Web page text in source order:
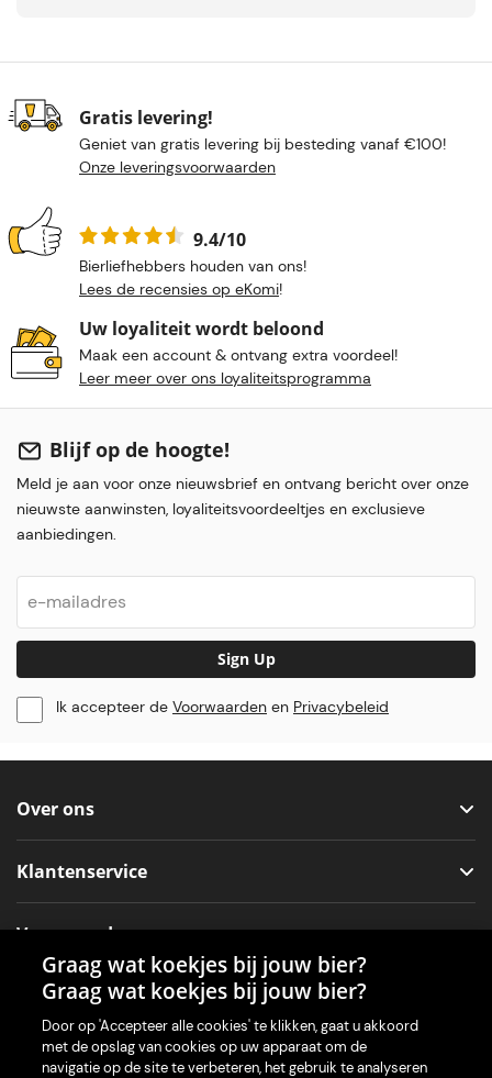
Gratis levering!
Geniet van gratis levering bij besteding vanaf €100!
Onze leveringsvoorwaarden
9.4/10
Bierliefhebbers houden van ons!
Lees de recensies op eKomi!
Uw loyaliteit wordt beloond
Maak een account & ontvang extra voordeel!
Leer meer over ons loyaliteitsprogramma
Blijf op de hoogte!
Meld je aan voor onze nieuwsbrief en ontvang bericht over onze
nieuwste aanwinsten, loyaliteitsvoordeeltjes en exclusieve
aanbiedingen.
Sign Up
Ik accepteer de Voorwaarden en Privacybeleid
Over ons
Klantenservice
Voorwaarden
Sociale media
Graag wat koekjes bij jouw bier?
Graag wat koekjes bij jouw bier?
Door op 'Accepteer alle cookies' te klikken, gaat u akkoord
met de opslag van cookies op uw apparaat om de
navigatie op de site te verbeteren, het gebruik te analyseren